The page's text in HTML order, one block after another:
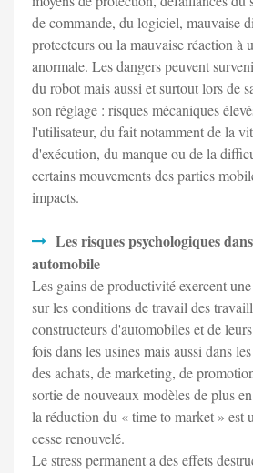
de commande, du logiciel, mauvaise
protecteurs ou la mauvaise réaction à
anormale. Les dangers peuvent
du robot mais aussi et surtout lors de
son réglage : risques mécaniques
l'utilisateur, du fait notamment de la
d'exécution, du manque ou de la
certains mouvements des parties
impacts.
Les risques psychologiques
automobile
Les gains de productivité exercent
sur les conditions de travail des
constructeurs d'automobiles et de
fois dans les usines mais aussi dans
des achats, de marketing, de
sortie de nouveaux modèles de plus
la réduction du « time to market » est
cesse renouvelé.
Le stress permanent a des effets